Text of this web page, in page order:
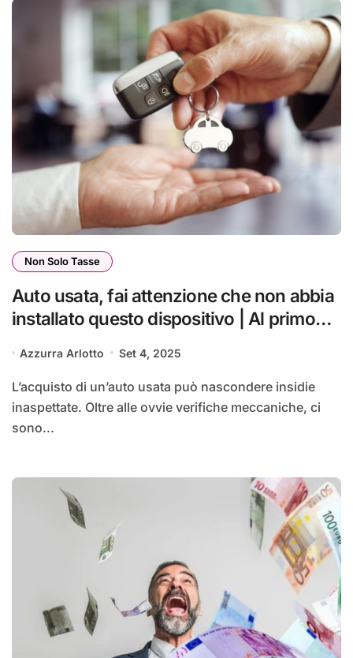
Non Solo Tasse
Auto usata, fai attenzione che non abbia
installato questo dispositivo | Al primo
Azzurra Arlotto Set 4, 2025
L’acquisto di un’auto usata può nascondere insidie
inaspettate. Oltre alle ovvie verifiche meccaniche, ci
sono...